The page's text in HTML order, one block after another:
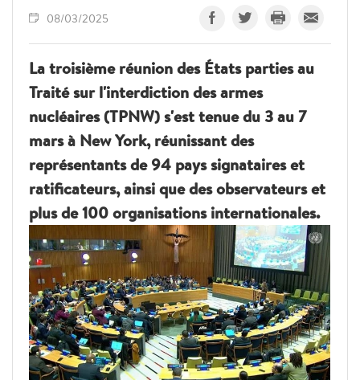
08/03/2025
La troisième réunion des États parties au
Traité sur l'interdiction des armes
nucléaires (TPNW) s'est tenue du 3 au 7
mars à New York, réunissant des
représentants de 94 pays signataires et
ratificateurs, ainsi que des observateurs et
plus de 100 organisations internationales.